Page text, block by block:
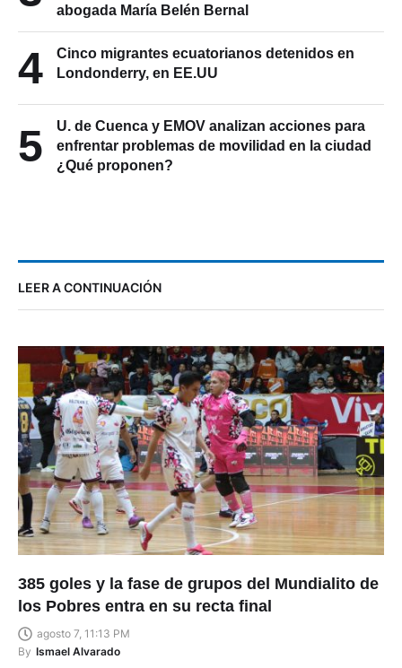
4
Cinco migrantes ecuatorianos detenidos en
Londonderry, en EE.UU
5
U. de Cuenca y EMOV analizan acciones para
enfrentar problemas de movilidad en la ciudad
¿Qué proponen?
LEER A CONTINUACIÓN
385 goles y la fase de grupos del Mundialito de
los Pobres entra en su recta final
agosto 7, 11:13 PM
By
Ismael Alvarado